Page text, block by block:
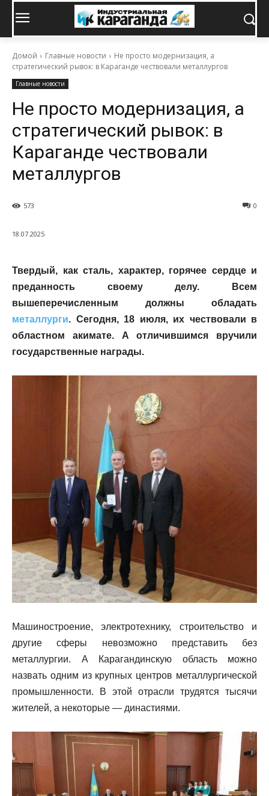
Домой Главные новости
Не просто модернизация, а
стратегический рывок: в Караганде чествовали металлургов
Главные новости
Не просто модернизация, а
стратегический рывок: в
Караганде чествовали
металлургов
0
573
18.07.2025
Твердый, как сталь, характер, горячее сердце и
преданность своему делу. Всем
вышеперечисленным должны обладать
металлурги. Сегодня, 18 июля, их чествовали в
областном акимате. А отличившимся вручили
государственные награды.
Машиностроение, электротехнику, строительство и
другие сферы невозможно представить без
металлургии. А Карагандинскую область можно
назвать одним из крупных центров металлургической
промышленности. В этой отрасли трудятся тысячи
жителей, а некоторые — династиями.